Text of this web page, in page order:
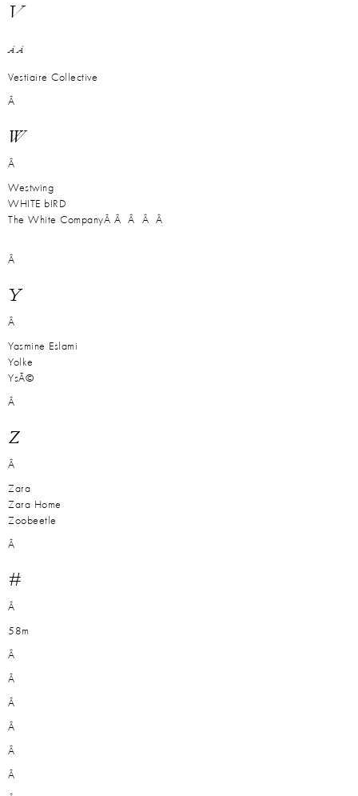
V
Â Â
Vestiaire Collective
Â
W
Â
Westwing
WHITE bIRD
The White CompanyÂ Â Â Â Â
Â
Y
Â
Yasmine Eslami
Yolke
YsÃ©
Â
Z
Â
Zara
Zara Home
Zoobeetle
Â
#
Â
58m
Â
Â
Â
Â
Â
Â